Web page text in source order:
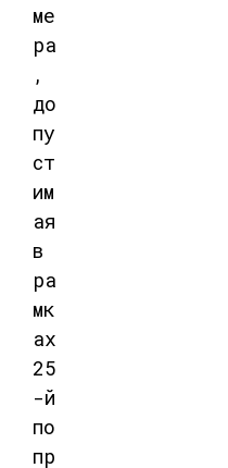
ме
ра
,
до
пу
ст
им
ая
в
ра
мк
ах
25
-й
по
пр